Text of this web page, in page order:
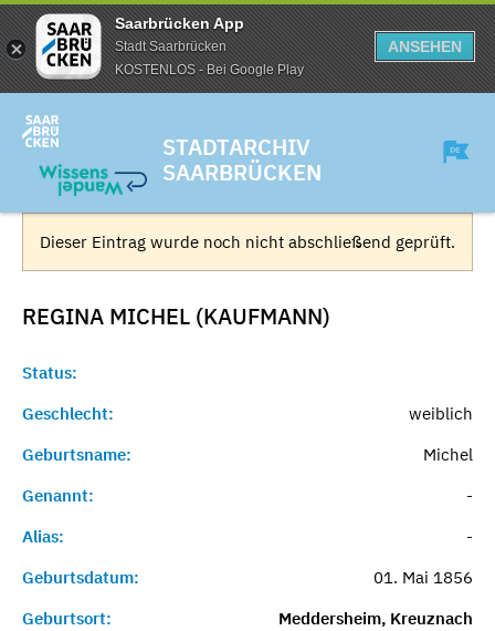
Saarbrücken App
Stadt Saarbrücken
KOSTENLOS - Bei Google Play
ANSEHEN
STADTARCHIV
SAARBRÜCKEN
Dieser Eintrag wurde noch nicht abschließend geprüft.
REGINA MICHEL (KAUFMANN)
Status:
Geschlecht:
weiblich
Geburtsname:
Michel
Genannt:
-
Alias:
-
Geburtsdatum:
01. Mai 1856
Geburtsort:
Meddersheim, Kreuznach